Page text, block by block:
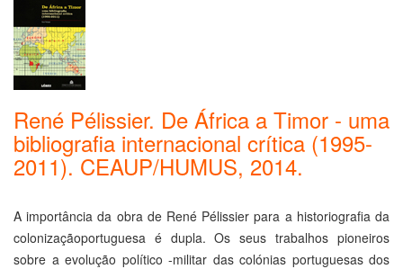
René Pélissier. De África a Timor - uma
bibliografia internacional crítica (1995-
2011). CEAUP/HUMUS, 2014.
A importância da obra de René Pélissier para a historiografia da
colonizaçãoportuguesa é dupla. Os seus trabalhos pioneiros
sobre a evolução político -militar das colónias portuguesas dos